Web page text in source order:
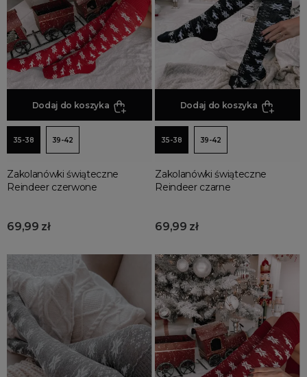
Promocja
Wyprzedaż
Summer sale
Bon podarunkowy
BACK TO SCHOOL
PREZENTY
ŚWIĘTA
PARTY
Najnowsze produkty
Spring sale
Złote produkty
Wiosenne Uroczystości
Letnie Uroczystości
Jesienne Uroczystości
Zimowe Uroczystości
HOT SALE
Dodaj do koszyka
35-38 39-42
Zakolanówki świąteczne
Reindeer czerwone
69,99 zł
Dodaj do koszyka
35-38 39-42
Zakolanówki świąteczne
Reindeer czarne
69,99 zł